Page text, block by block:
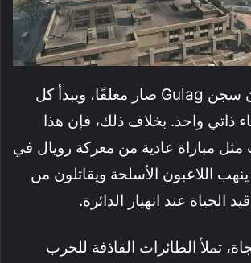
هذا يعني أيضًا أن سجن Gulag صار مغلقًا، ويبدأ كل
ذاتي واحد. بخلاف ذلك، فإن هذا
مباراة عادية من معركة رويال في
اللاعبون الأسلحة ويقاتلون من
الحياة عند انهيار الدائرة.
تملأ الطائرات القاذفة للحرب